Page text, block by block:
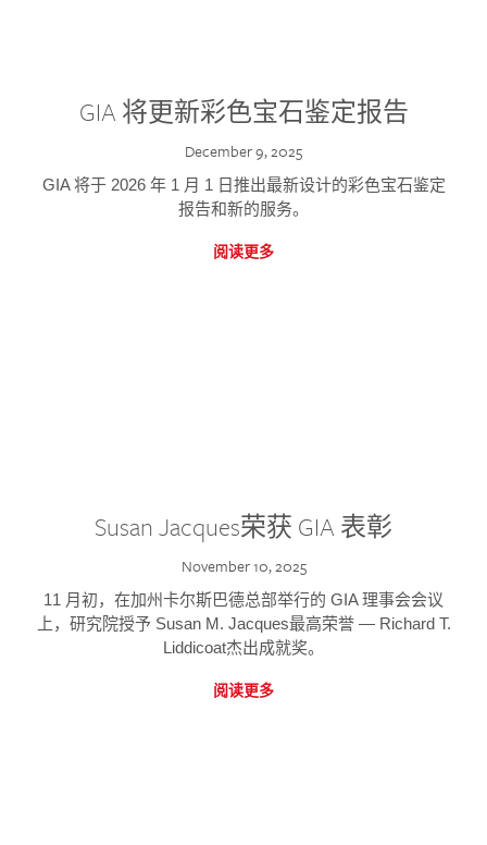
GIA 将更新彩色宝石鉴定报告
December 9, 2025
GIA 将于 2026 年 1 月 1 日推出最新设计的彩色宝石鉴定
报告和新的服务。
阅读更多
Susan Jacques荣获 GIA 表彰
November 10, 2025
11 月初，在加州卡尔斯巴德总部举行的 GIA 理事会会议
上，研究院授予 Susan M. Jacques最高荣誉 — Richard T.
Liddicoat杰出成就奖。
阅读更多